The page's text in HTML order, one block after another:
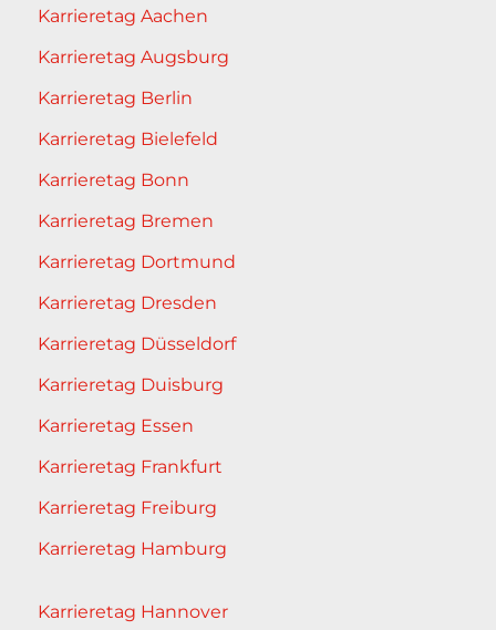
Karrieretag Aachen
Karrieretag Augsburg
Karrieretag Berlin
Karrieretag Bielefeld
Karrieretag Bonn
Karrieretag Bremen
Karrieretag Dortmund
Karrieretag Dresden
Karrieretag Düsseldorf
Karrieretag Duisburg
Karrieretag Essen
Karrieretag Frankfurt
Karrieretag Freiburg
Karrieretag Hamburg
Karrieretag Hannover